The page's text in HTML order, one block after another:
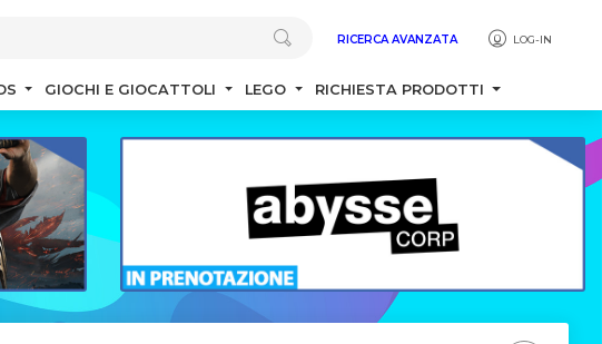
RICERCA AVANZATA LOG-IN
GIOCHI E GIOCATTOLI LEGO RICHIESTA PRODOTTI